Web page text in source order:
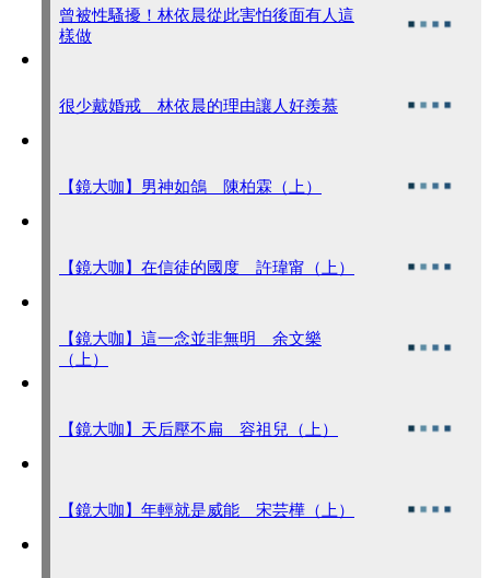
曾被性騷擾！林依晨從此害怕後面有人這
樣做
很少戴婚戒 林依晨的理由讓人好羨慕
【鏡大咖】男神如鴿 陳柏霖（上）
【鏡大咖】在信徒的國度 許瑋甯（上）
【鏡大咖】這一念並非無明 余文樂
（上）
【鏡大咖】天后壓不扁 容祖兒（上）
【鏡大咖】年輕就是威能 宋芸樺（上）